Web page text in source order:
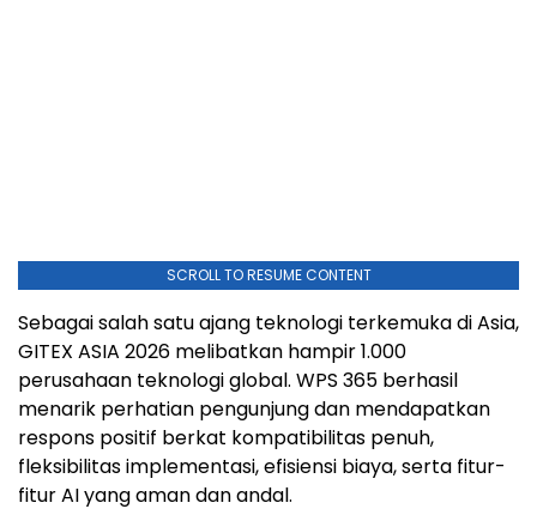
SCROLL TO RESUME CONTENT
Sebagai salah satu ajang teknologi terkemuka di Asia,
GITEX ASIA 2026 melibatkan hampir 1.000
perusahaan teknologi global. WPS 365 berhasil
menarik perhatian pengunjung dan mendapatkan
respons positif berkat kompatibilitas penuh,
fleksibilitas implementasi, efisiensi biaya, serta fitur-
fitur AI yang aman dan andal.